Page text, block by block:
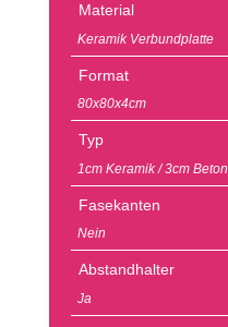
Material
Keramik Verbundplatte
Format
80x80x4cm
Typ
1cm Keramik / 3cm Beton
Fasekanten
Nein
Abstandhalter
Ja